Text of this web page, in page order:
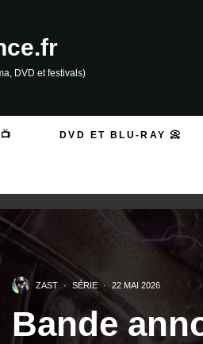
DVD et festivals)
DVD ET BLU-RAY 📀
ZAST · SÉRIE · 22 MAI 2026
Bande